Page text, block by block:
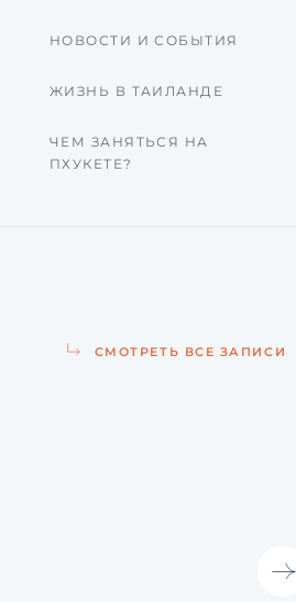
НОВОСТИ И СОБЫТИЯ
ЖИЗНЬ В ТАИЛАНДЕ
ЧЕМ ЗАНЯТЬСЯ НА
ПХУКЕТЕ?
СМОТРЕТЬ ВСЕ ЗАПИСИ